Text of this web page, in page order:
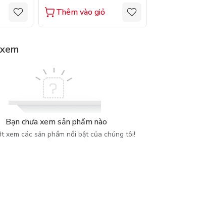
Thêm vào giỏ
Bạn chưa xem sản phẩm nào
xem các sản phẩm nổi bật của chúng tôi!